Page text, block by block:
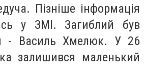
Пізніше інформація
у ЗМІ. Загиблий був
- Василь Хмелюк. У 26
залишився маленький